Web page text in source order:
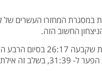
במסגרת המחזרו העשרים של
המחצית הראשונה נפתחה מקרטעת אל מול
מובילה.